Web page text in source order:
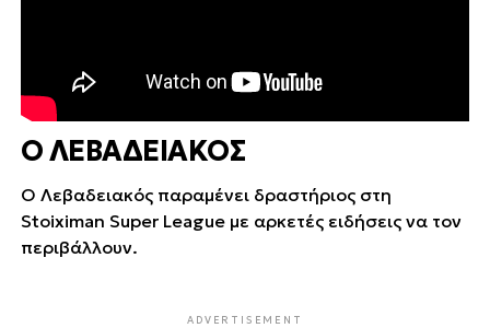
Ο ΛΕΒΑΔΕΙΑΚΟΣ
Ο Λεβαδειακός παραμένει δραστήριος στη
Stoiximan Super League με αρκετές ειδήσεις να τον
περιβάλλουν.
ADVERTISEMENT